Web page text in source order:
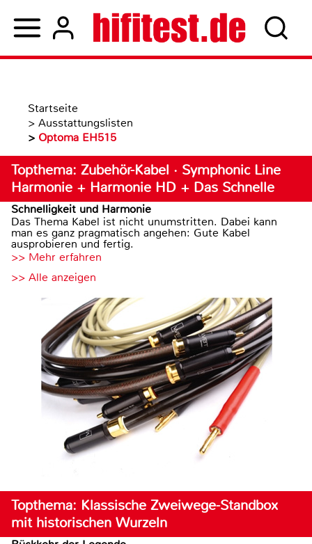
Startseite
> Ausstattungslisten
> Optoma EH515
Topthema: Zubehör-Kabel · Symphonic Line
Harmonie + Harmonie HD + Das Schnelle
Schnelligkeit und Harmonie
Das Thema Kabel ist nicht unumstritten. Dabei kann
man es ganz pragmatisch angehen: Gute Kabel
ausprobieren und fertig.
>> Mehr erfahren
>> Alle anzeigen
Topthema: Klassische Zweiwege-Standbox
mit historischen Wurzeln